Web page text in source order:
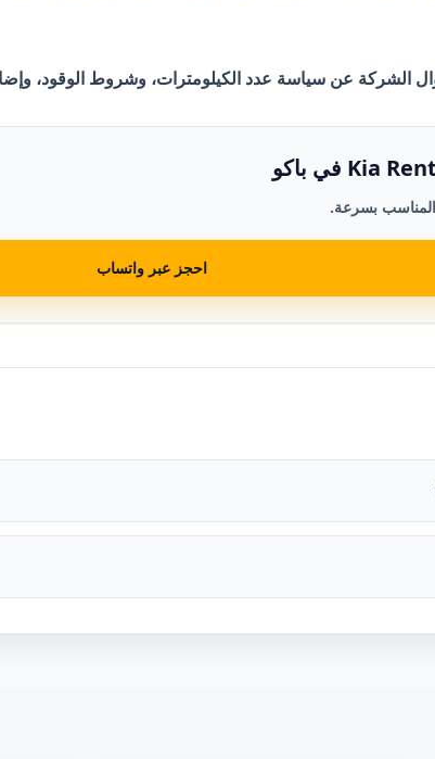
الشركة عن سياسة عدد الكيلومترات، وشروط الوقود،
بسرعة.
احجز عبر واتساب